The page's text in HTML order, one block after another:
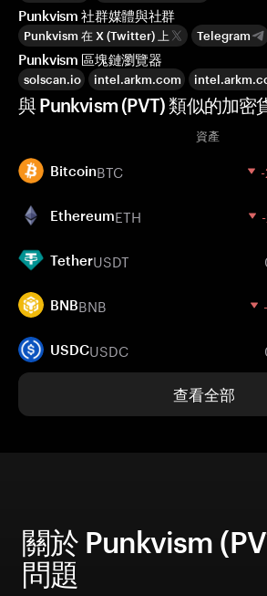
Punkvism 社群媒體與社群
Punkvism 在 X (Twitter) 上 Telegram
Punkvism 區塊鏈瀏覽器
solscan.io intel.arkm.com
與 Punkvism (PVT) 類似的加密
資產
BitcoinBTC
EthereumETH
TetherUSDT
BNBBNB
USDCUSDC
查看全部
關於 Punkvism
問題